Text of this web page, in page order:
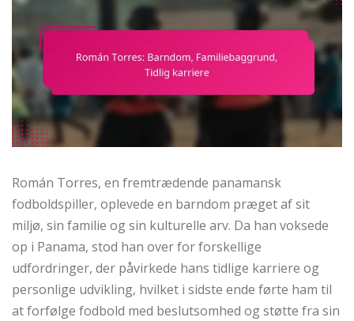
Román Torres, en fremtrædende panamansk
fodboldspiller, oplevede en barndom præget af sit
miljø, sin familie og sin kulturelle arv. Da han voksede
op i Panama, stod han over for forskellige
udfordringer, der påvirkede hans tidlige karriere og
personlige udvikling, hvilket i sidste ende førte ham til
at forfølge fodbold med beslutsomhed og støtte fra sin